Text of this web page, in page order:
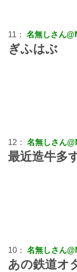
11： 名無しさん
ぎふはぶ
12： 名無しさん
最近造牛多
10： 名無しさん
あの鉄道オ